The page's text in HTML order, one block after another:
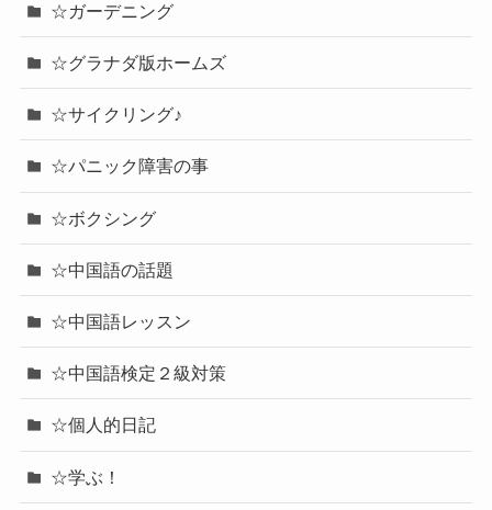
☆ガーデニング
☆グラナダ版ホームズ
☆サイクリング♪
☆パニック障害の事
☆ボクシング
☆中国語の話題
☆中国語レッスン
☆中国語検定２級対策
☆個人的日記
☆学ぶ！